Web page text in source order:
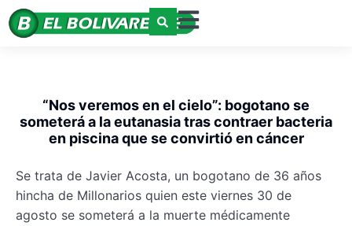
“Nos veremos en el cielo”: bogotano se
someterá a la eutanasia tras contraer bacteria
en piscina que se convirtió en cáncer
Se trata de Javier Acosta, un bogotano de 36 años
hincha de Millonarios quien este viernes 30 de
agosto se someterá a la muerte médicamente